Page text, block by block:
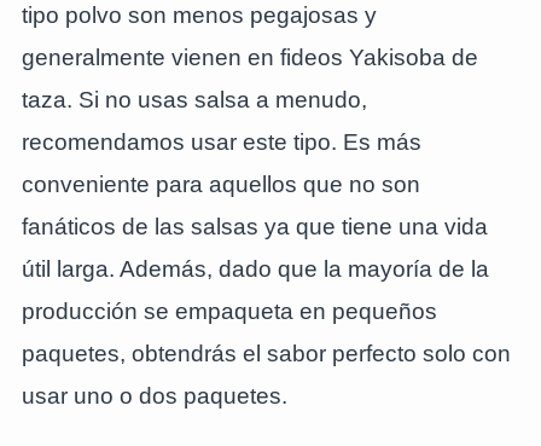
tipo polvo son menos pegajosas y
generalmente vienen en fideos Yakisoba de
taza. Si no usas salsa a menudo,
recomendamos usar este tipo. Es más
conveniente para aquellos que no son
fanáticos de las salsas ya que tiene una vida
útil larga. Además, dado que la mayoría de la
producción se empaqueta en pequeños
paquetes, obtendrás el sabor perfecto solo con
usar uno o dos paquetes.